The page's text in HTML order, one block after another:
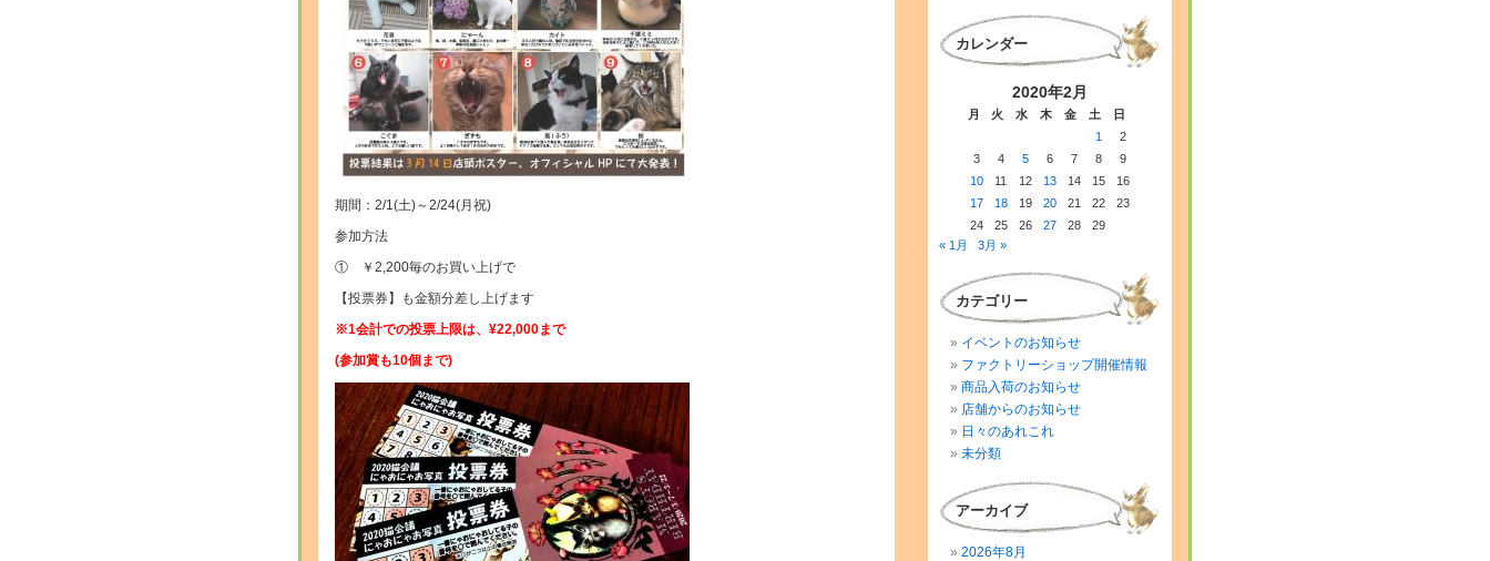
期間：2/1(土)～2/24(月祝)
参加方法
① ￥2,200毎のお買い上げで
【投票券】も金額分差し上げます
※1会計での投票上限は、¥22,000まで
(参加賞も10個まで)
カレンダー
2020年2月
月 火 水 木 金 土
日
1
2
3
4 5 6 7 8
9
10
11 12 13 14 15
16
17
18 19 20 21 22
23
24
25 26 27 28
29
« 1月
3月 »
カテゴリー
イベントのお知らせ
ファクトリーショップ開催情報
商品入荷のお知らせ
店舗からのお知らせ
日々のあれこれ
未分類
アーカイブ
2026年8月